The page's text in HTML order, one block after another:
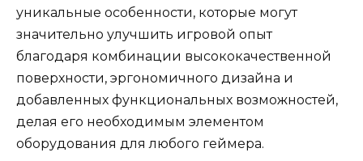
уникальные особенности, которые могут
значительно улучшить игровой опыт
благодаря комбинации высококачественной
поверхности, эргономичного дизайна и
добавленных функциональных возможностей,
делая его необходимым элементом
оборудования для любого геймера.